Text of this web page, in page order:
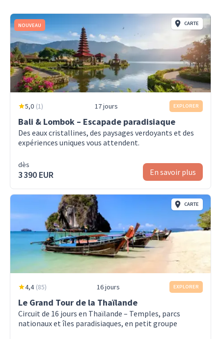
NOUVEAU CARTE
5,0 (1) 17 jours EXPLORER
Bali & Lombok – Escapade paradisiaque
Des eaux cristallines, des paysages verdoyants et des
expériences uniques vous attendent.
dès
3 390 EUR En savoir plus
CARTE
4,4 (85) 16 jours EXPLORER
Le Grand Tour de la Thaïlande
Circuit de 16 jours en Thaïlande – Temples, parcs
nationaux et îles paradisiaques, en petit groupe